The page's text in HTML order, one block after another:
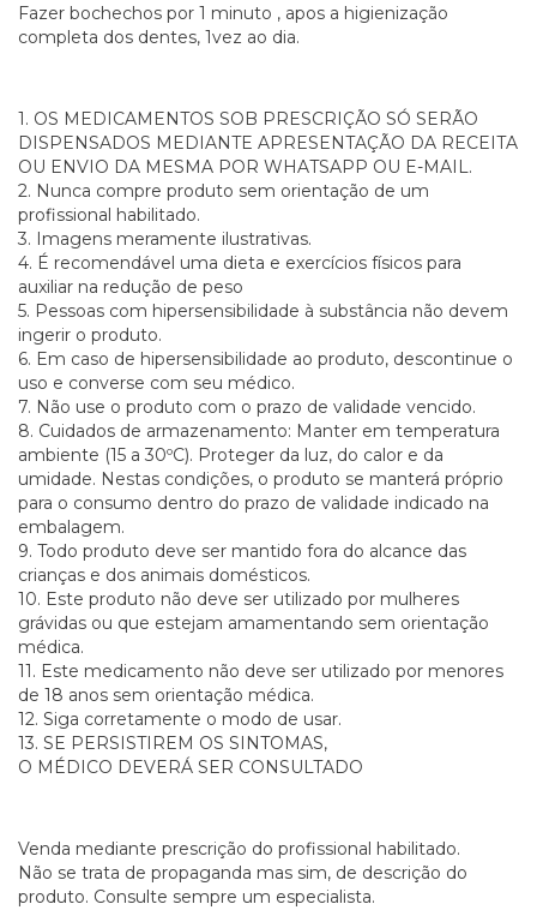
Fazer bochechos por 1 minuto , apos a higienização
completa dos dentes, 1vez ao dia.
1. OS MEDICAMENTOS SOB PRESCRIÇÃO SÓ SERÃO
DISPENSADOS MEDIANTE APRESENTAÇÃO DA RECEITA
OU ENVIO DA MESMA POR WHATSAPP OU E-MAIL.
2. Nunca compre produto sem orientação de um
profissional habilitado.
3. Imagens meramente ilustrativas.
4. É recomendável uma dieta e exercícios físicos para
auxiliar na redução de peso
5. Pessoas com hipersensibilidade à substância não devem
ingerir o produto.
6. Em caso de hipersensibilidade ao produto, descontinue o
uso e converse com seu médico.
7. Não use o produto com o prazo de validade vencido.
8. Cuidados de armazenamento: Manter em temperatura
ambiente (15 a 30ºC). Proteger da luz, do calor e da
umidade. Nestas condições, o produto se manterá próprio
para o consumo dentro do prazo de validade indicado na
embalagem.
9. Todo produto deve ser mantido fora do alcance das
crianças e dos animais domésticos.
10. Este produto não deve ser utilizado por mulheres
grávidas ou que estejam amamentando sem orientação
médica.
11. Este medicamento não deve ser utilizado por menores
de 18 anos sem orientação médica.
12. Siga corretamente o modo de usar.
13. SE PERSISTIREM OS SINTOMAS,
O MÉDICO DEVERÁ SER CONSULTADO
Venda mediante prescrição do profissional habilitado.
Não se trata de propaganda mas sim, de descrição do
produto. Consulte sempre um especialista.